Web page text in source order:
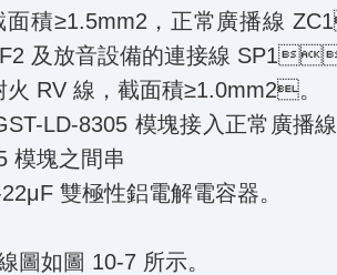
面積≥1.5mm2，正常廣播線
及放音設備的連接線
RV 線，截面積≥1.0mm2。
LD-8305 模塊接入正常廣播
模塊之間串
雙極性鋁電解電容器。
圖如圖 10-7 所示。